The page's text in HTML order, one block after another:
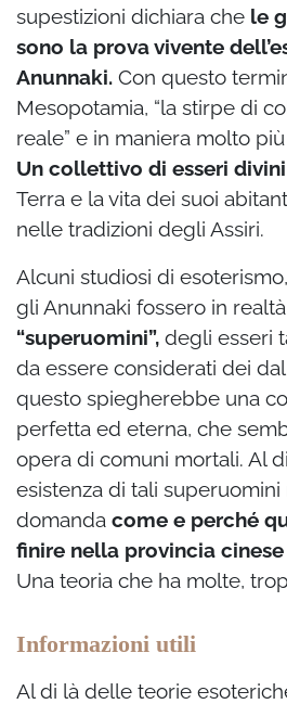
supestizioni dichiara che le
sono la prova vivente
Anunnaki. Con questo
Mesopotamia, “la stirpe di
reale” e in maniera molto
Un collettivo di esseri divini
Terra e la vita dei suoi
nelle tradizioni degli Assiri.
Alcuni studiosi di
gli Anunnaki fossero in realtà
“superuomini”, degli esseri
da essere considerati dei
questo spiegherebbe una
perfetta ed eterna, che
opera di comuni mortali. Al
esistenza di tali
domanda come e perché
finire nella provincia
Una teoria che ha molte,
Informazioni utili
Al di là delle teorie